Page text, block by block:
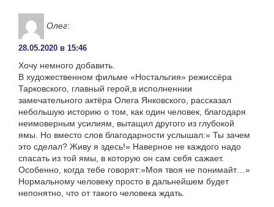
Олег:
28.05.2020 в 15:46
Хочу немного добавить.
В художественном фильме «Ностальгия» режиссёра
Тарковского, главный герой,в исполненнии
замечательного актёра Олега Янковского, рассказал
небольшую историю о том, как один человек, благодаря
неимоверным усилиям, вытащил другого из глубокой
ямы. Но вместо слов благодарности услышал:» Ты зачем
это сделал? Живу я здесь!» Наверное не каждого надо
спасать из той ямы, в которую он сам себя сажает.
Особенно, когда тебе говорят:»Моя твоя не понимайт…»
Нормальному человеку просто в дальнейшем будет
непонятно, что от такого человека ждать.